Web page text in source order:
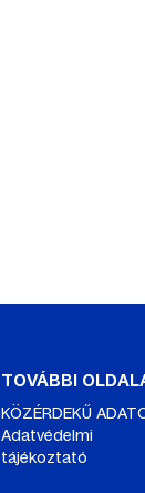
TOVÁBBI
KÖZÉRDEKŰ
Adatvédelmi
tájékoztató